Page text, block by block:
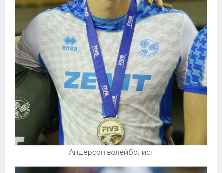
Андерсон волейболист